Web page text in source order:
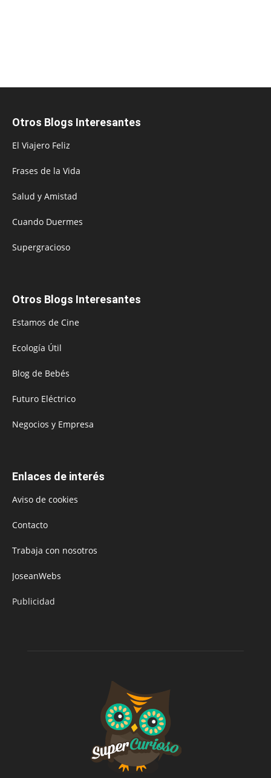
Otros Blogs Interesantes
El Viajero Feliz
Frases de la Vida
Salud y Amistad
Cuando Duermes
Supergracioso
Otros Blogs Interesantes
Estamos de Cine
Ecología Útil
Blog de Bebés
Futuro Eléctrico
Negocios y Empresa
Enlaces de interés
Aviso de cookies
Contacto
Trabaja con nosotros
JoseanWebs
Publicidad